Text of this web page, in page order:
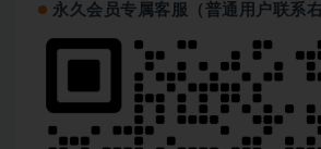
永久会员专属客服（普通用户联系